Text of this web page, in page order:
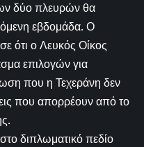
δύο πλευρών θα
εβδομάδα. Ο
ότι ο Λευκός Οίκος
επιλογών για
που η Τεχεράνη δεν
που απορρέουν από το
διπλωματικό πεδίο